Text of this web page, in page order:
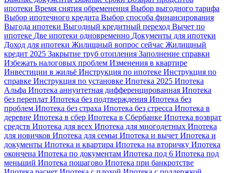
ипотеки Время снятия обременения Выбор выгодного тарифа
Выбор ипотечного кредита Выбор способа финансирования
Выгода ипотеки Выгодный кредитный переход Вычет по
ипотеке Две ипотеки одновременно Документы для ипотеки
Доход для ипотеки Жилищный вопрос сейчас Жилищный
кредит 2025 Закрытие труб отопления Заполнение справки
Избежать налоговых проблем Изменения в квартире
Инвестиции в жильё Инструкция по ипотеке Инструкция по
справке Инструкция по установке Ипотека 2025 Ипотека
Альфа Ипотека аннуитетная дифференцированная Ипотека
без переплат Ипотека без подтверждения Ипотека без
проблем Ипотека без страха Ипотека без стресса Ипотека в
деревне Ипотека в сбер Ипотека в Сбербанке Ипотека возврат
средств Ипотека для всех Ипотека для многодетных Ипотека
для новичков Ипотека для семьи Ипотека и вычет Ипотека и
документы Ипотека и квартира Ипотека на вторичку Ипотека
окончена Ипотека по документам Ипотека под 6 Ипотека под
меньший Ипотека пошагово Ипотека при банкротстве